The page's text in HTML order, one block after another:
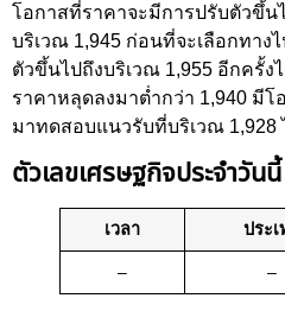
โอกาสที่ราคาจะมีการปรับตัวขึ้น
บริเวณ 1,945 ก่อนที่จะเลือกทาง
ตัวขึ้นไปถึงบริเวณ 1,955 อีกครั้
ราคาหลุดลงมาต่ำกว่า 1,940 มีโ
มาทดสอบแนวรับที่บริเวณ 1,928
ตัวเลขเศรษฐกิจประจำวันนี้
เวลา ประเ
– –